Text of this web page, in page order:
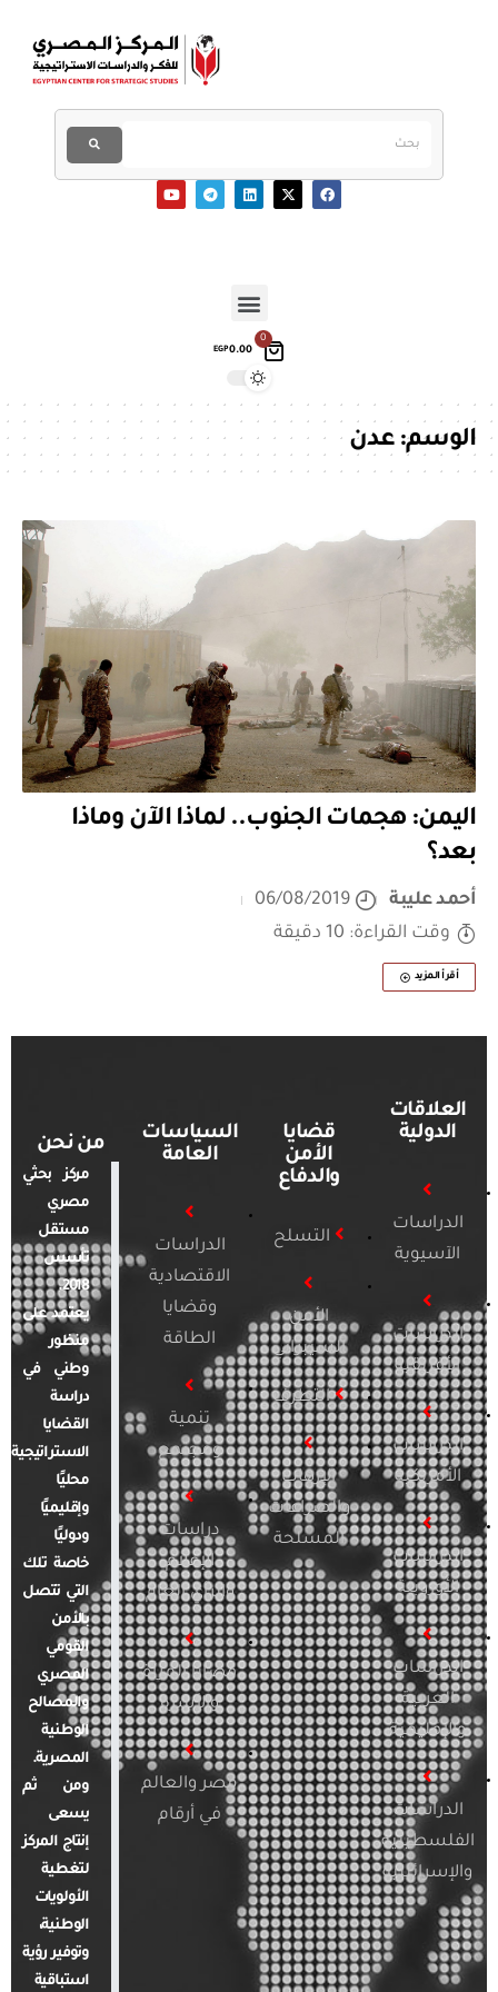
0
EGP0.00
الوسم:عدن
اليمن: هجمات الجنوب.. لماذا الآن وماذا
بعد؟
أحمد عليبة
06/08/2019
وقت القراءة: 10 دقيقة
أقرأ المزيد
العلاقات
الدولية
الدراسات
الآسيوية
الدراسات
الأفريقية
الدراسات
الأمريكية
الدراسات
الأوروبية
الدراسات
العربية
والإقليمية
الدراسات
الفلسطينية
والإسرائيلية
قضايا
الأمن
والدفاع
التسلح
الأمن
السيبراني
التطرف
الإرهاب
والصراعات
المسلحة
السياسات
العامة
الدراسات
الاقتصادية
وقضايا
الطاقة
تنمية
ومجتمع
دراسات
الإعلام
والرأي العام
قضايا المرأة
والأسرة
مصر والعالم
في أرقام
من نحن
مركز بحثي
مصري
مستقل
تأسس
2018.
يعتمد على
منظور
وطني في
دراسة
القضايا
الاستراتيجية
محليًا
وإقليميًا
ودوليًا
خاصة تلك
التي تتصل
بالأمن
القومي
المصري
والمصالح
الوطنية
المصرية.
ومن ثم
يسعى
إنتاج المركز
لتغطية
الأولويات
الوطنية،
وتوفير رؤية
استباقية